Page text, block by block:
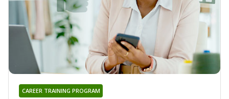
CAREER TRAINING PROGRAM